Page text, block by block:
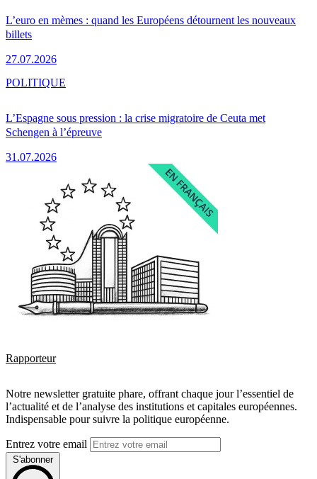
L’euro en mèmes : quand les Européens détournent les nouveaux
billets
27.07.2026
L’Espagne sous pression : la crise migratoire de Ceuta met
Schengen à l’épreuve
31.07.2026
POLITIQUE
Rapporteur
Notre newsletter gratuite phare, offrant chaque jour l’essentiel de
l’actualité et de l’analyse des institutions et capitales européennes.
Indispensable pour suivre la politique européenne.
Entrez votre email
S'abonner